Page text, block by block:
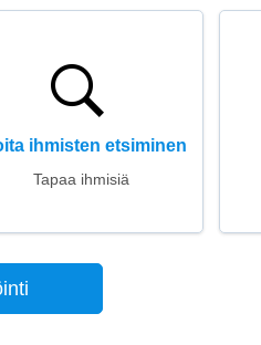
ihmisten etsiminen
Tapaa ihmisiä